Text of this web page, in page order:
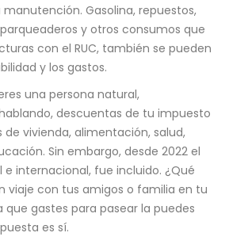
Gasolina, repuestos,
y otros consumos que
con el RUC, también se pueden
y los gastos.
una persona natural,
descuentas de tu impuesto
de vivienda, alimentación, salud,
Sin embargo, desde 2022 el
e internacional, fue incluido. ¿Qué
viaje con tus amigos o familia en tu
que gastes para pasear la puedes
es sí.